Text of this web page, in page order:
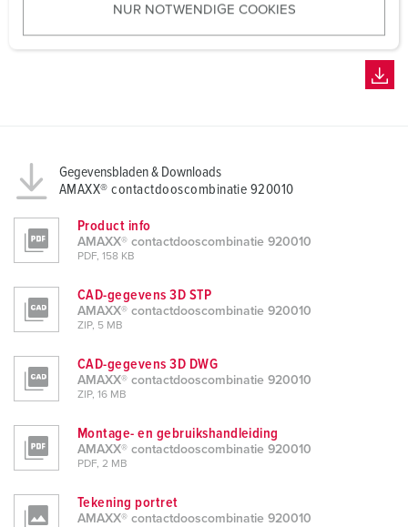
w
NUR NOTWENDIGE COOKIES
Gegevensbladen & Downloads
AMAXX® contactdooscombinatie 920010
Product info
AMAXX® contactdooscombinatie 920010
PDF, 158 KB
CAD-gegevens 3D STP
AMAXX® contactdooscombinatie 920010
ZIP, 5 MB
CAD-gegevens 3D DWG
AMAXX® contactdooscombinatie 920010
ZIP, 16 MB
Montage- en gebruikshandleiding
AMAXX® contactdooscombinatie 920010
PDF, 2 MB
Tekening portret
AMAXX® contactdooscombinatie 920010